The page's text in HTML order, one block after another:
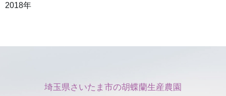
2018年
埼玉県さいたま市の胡蝶蘭生産農園